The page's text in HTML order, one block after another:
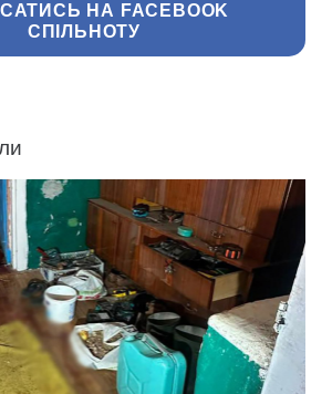
НА FACEBOOK
СПІЛЬНОТУ